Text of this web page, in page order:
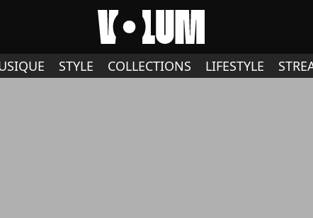
STYLE COLLECTIONS LIFESTYLE